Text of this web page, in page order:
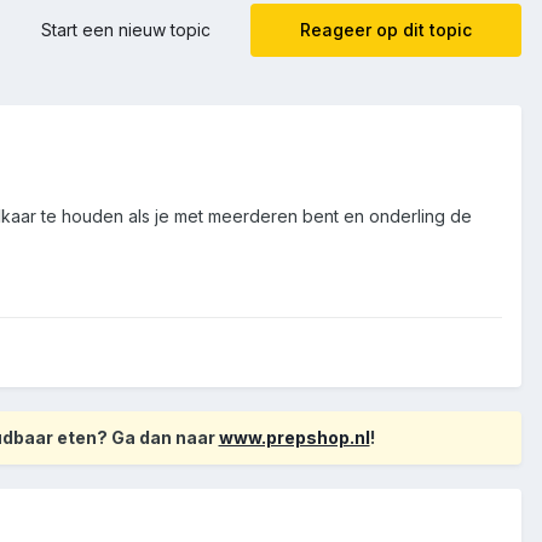
Reageer op dit topic
Start een nieuw topic
te houden als je met meerderen bent en onderling de
eten? Ga dan naarwww.prepshop.nl!